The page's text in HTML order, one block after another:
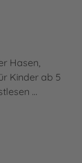
Hasen,
Kinder ab 5
…